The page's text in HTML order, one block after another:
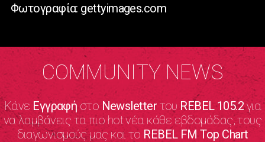
Φωτογραφία: gettyimages.com
COMMUNITY NEWS
Κάνε Εγγραφήστο NewsletterτουREBEL 105.2για
να λαμβάνεις τα πιο hot νέα κάθε εβδομάδας, τους
διαγωνισμούς μας και το REBEL FM Top Chart